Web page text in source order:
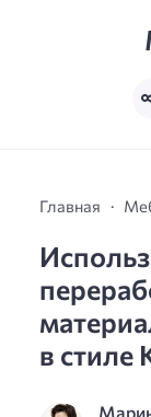
Главная
в стиле